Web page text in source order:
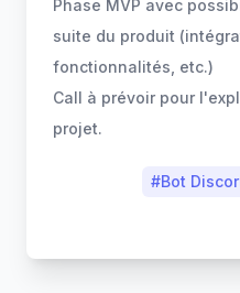
Phase MVP avec
suite du produit
fonctionnalités, etc.)
Call à prévoir pour
projet.
#Bot